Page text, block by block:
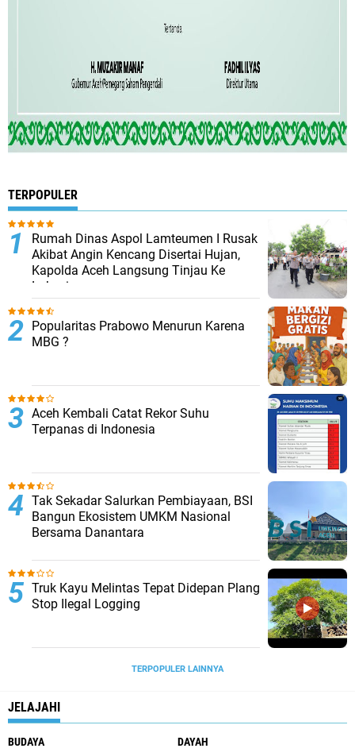
TERPOPULER
Rumah Dinas Aspol Lamteumen I Rusak
Akibat Angin Kencang Disertai Hujan,
Kapolda Aceh Langsung Tinjau Ke
Lokasi
Popularitas Prabowo Menurun Karena
MBG ?
Aceh Kembali Catat Rekor Suhu
Terpanas di Indonesia
Tak Sekadar Salurkan Pembiayaan, BSI
Bangun Ekosistem UMKM Nasional
Bersama Danantara
Truk Kayu Melintas Tepat Didepan Plang
Stop Ilegal Logging
TERPOPULER LAINNYA
JELAJAHI
BUDAYA DAYAH